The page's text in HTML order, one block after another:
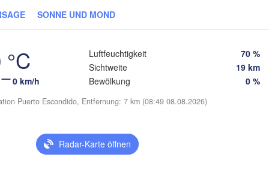
SONNE UND MOND
0 km/h
Luftfeuchtigkeit
70 %
Sichtweite
19 km
Bewölkung
0 %
Puerto Escondido, Entfernung: 7 km (08:49 08.08.2026)
Radar-Karte öffnen
Pinar del Río